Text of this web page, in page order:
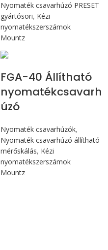
Nyomaték csavarhúzó PRESET
gyártósori, Kézi
nyomatékszerszámok
Mountz
FGA-40 Állítható
nyomatékcsavarh
úzó
Nyomaték csavarhúzók,
Nyomaték csavarhúzó állítható
mérőskálás, Kézi
nyomatékszerszámok
Mountz